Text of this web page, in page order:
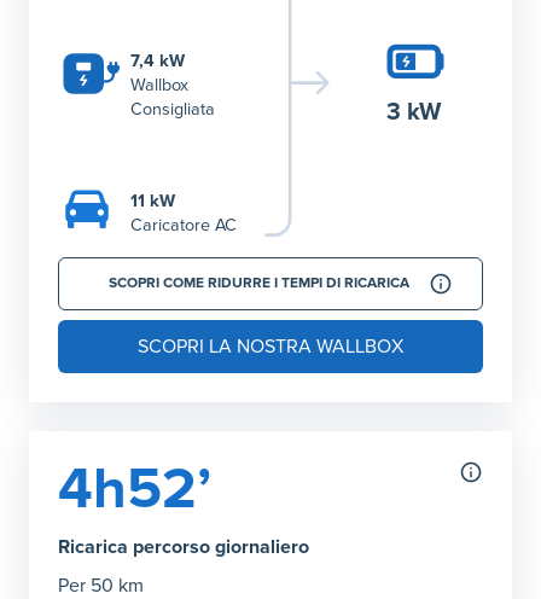
7,4 kW
Wallbox
Consigliata
11 kW
Caricatore AC
3 kW
SCOPRI COME RIDURRE I TEMPI DI RICARICA
SCOPRI LA NOSTRA WALLBOX
4h52’
Ricarica percorso giornaliero
Per 50 km